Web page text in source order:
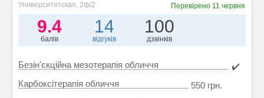
Университетская, 2ф/2 Перевірено 11 червня
9.4
балів
14
відгуків
100
дзвінків
Безін'єкційна мезотерапія обличчя
✔️
Карбоксітерапія обличчя
550 грн.